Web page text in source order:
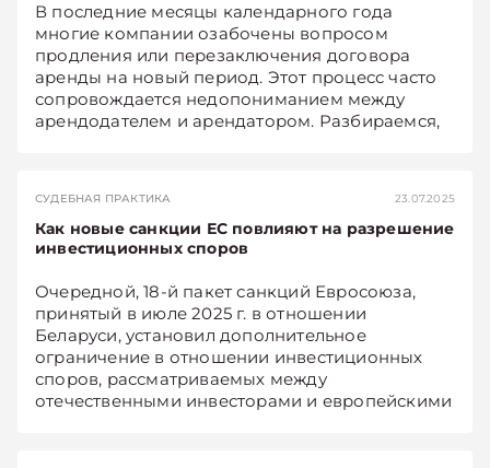
В последние месяцы календарного года
многие компании озабочены вопросом
продления или перезаключения договора
аренды на новый период. Этот процесс часто
сопровождается недопониманием между
арендодателем и арендатором. Разбираемся,
судебных споров и потери помещения.
СУДЕБНАЯ ПРАКТИКА 23.07.2025
Как новые санкции ЕС повлияют на разрешение
инвестиционных споров
Очередной, 18-й пакет санкций Евросоюза,
принятый в июле 2025 г. в отношении
Беларуси, установил дополнительное
ограничение в отношении инвестиционных
споров, рассматриваемых между
отечественными инвесторами и европейскими